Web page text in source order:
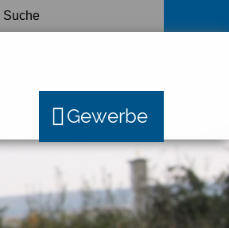
Gewerbe